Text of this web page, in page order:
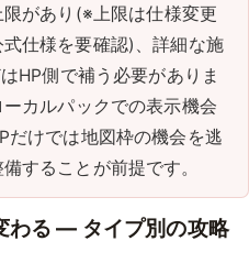
があり(※上限は仕様変更
仕様を要確認)、詳細な施
HP側で補う必要がありま
カルパックでの表示機会
だけでは地図枠の機会を逃
することが前提です。
わる — タイプ別の攻略